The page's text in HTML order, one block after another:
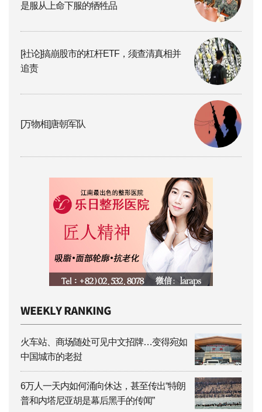
是服从上命下服的牺牲品
[社论]搞崩股市的杠杆ETF，须查清真相并
追责
[万物相]唐朝军队
火车站、商场随处可见中文招牌…变得宛如
中国城市的老挝
6万人一天内如何涌向休达，甚至传出“特朗
普和内塔尼亚胡是幕后黑手的传闻”